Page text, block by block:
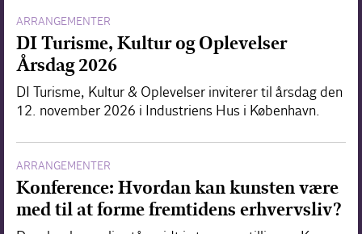
ARRANGEMENTER
DI Turisme, Kultur og Oplevelser
Årsdag 2026
DI Turisme, Kultur & Oplevelser inviterer til årsdag den
12. november 2026 i Industriens Hus i København.
ARRANGEMENTER
Konference: Hvordan kan kunsten være
med til at forme fremtidens erhvervsliv?